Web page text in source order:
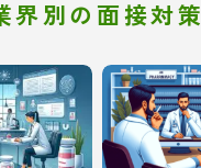
界別の面接対策